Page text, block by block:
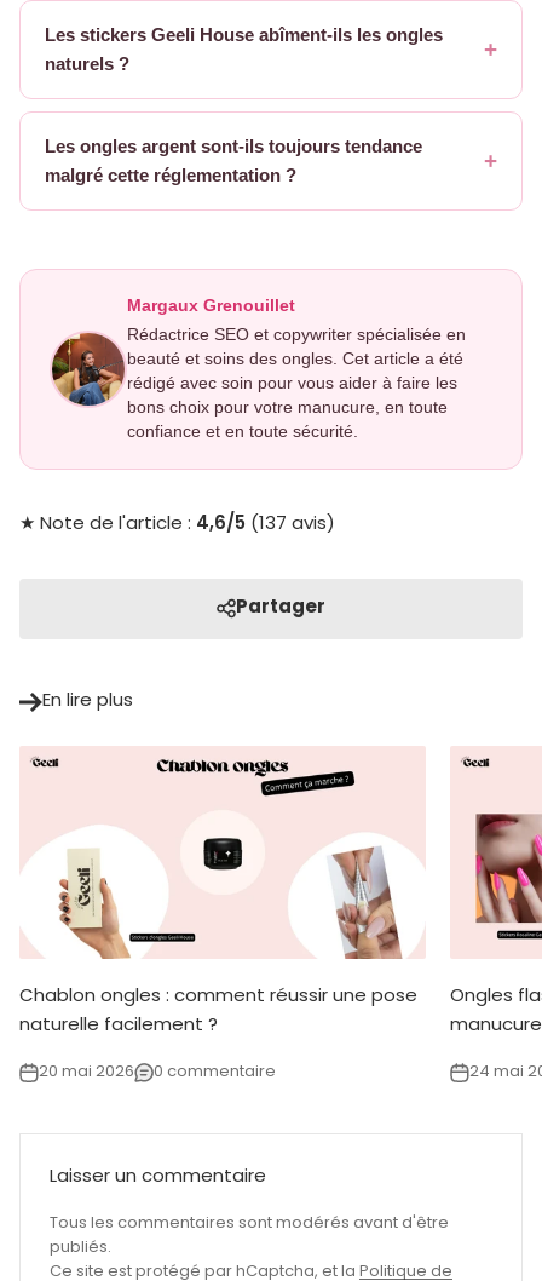
Les stickers Geeli House abîment-ils les ongles
naturels ?
Les ongles argent sont-ils toujours tendance
malgré cette réglementation ?
Margaux Grenouillet
Rédactrice SEO et copywriter spécialisée en
beauté et soins des ongles. Cet article a été
rédigé avec soin pour vous aider à faire les
bons choix pour votre manucure, en toute
confiance et en toute sécurité.
★ Note de l'article : 4,6/5 (137 avis)
Partager
En lire plus
Chablon ongles : comment réussir une pose
naturelle facilement ?
20 mai 2026 0 commentaire
Ongles
24 mai
Laisser un commentaire
Tous les commentaires sont modérés avant d'être
publiés.
Ce site est protégé par hCaptcha, et la Politique de